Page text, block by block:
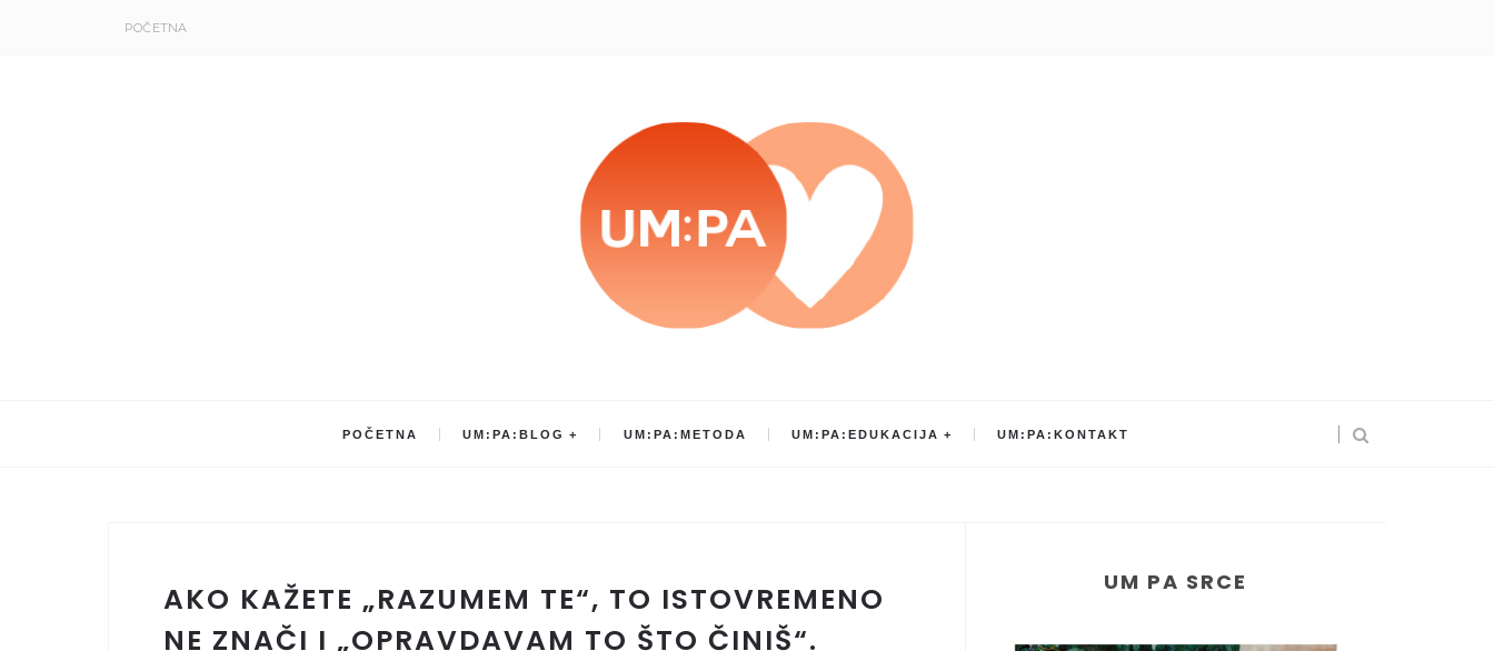
POČETNA
POČETNA UM:PA:BLOG UM:PA:METODA UM:PA:EDUKACIJA UM:PA:KONTAKT
AKO KAŽETE „RAZUMEM TE“, TO ISTOVREMENO
NE ZNAČI I „OPRAVDAVAM TO ŠTO ČINIŠ“.
UM PA SRCE